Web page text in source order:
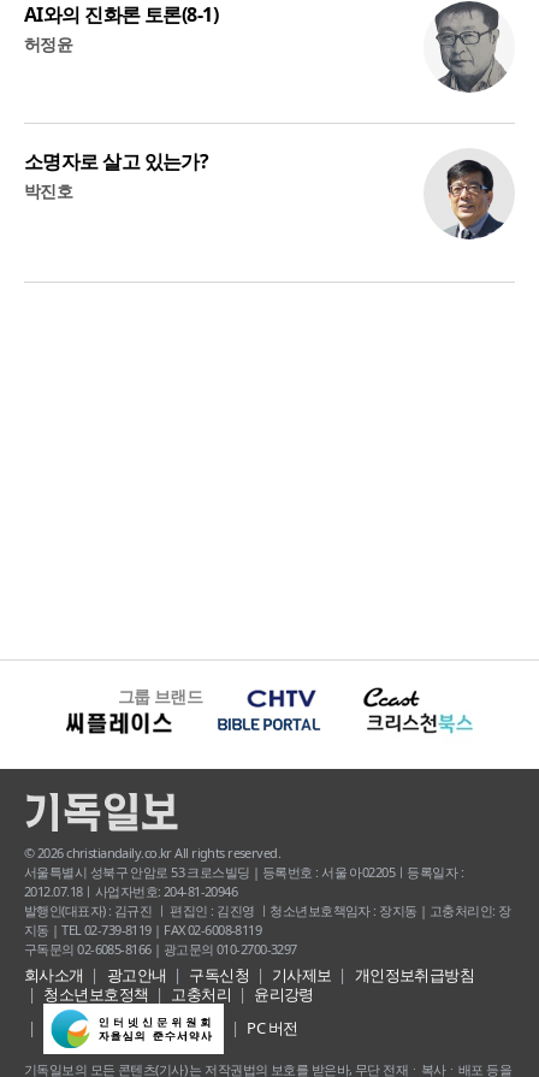
AI와의 진화론 토론(8-1)
허정윤
소명자로 살고 있는가?
박진호
그룹 브랜드
© 2026 christiandaily.co.kr All rights reserved.
서울특별시 성북구 안암로 53 크로스빌딩 | 등록번호 : 서울 아02205ㅣ등록일자 :
2012.07.18ㅣ사업자번호: 204-81-20946
발행인(대표자) : 김규진 ㅣ 편집인 : 김진영 ㅣ청소년보호책임자 : 장지동 | 고충처리인: 장
지동 | TEL 02-739-8119 | FAX 02-6008-8119
구독문의 02-6085-8166 | 광고문의 010-2700-3297
회사소개 광고안내 구독신청 기사제보
개인정보취급방침
청소년보호정책
고충처리
윤리강령
PC 버전
기독일보의 모든 콘텐츠(기사) 는 저작권법의 보호를 받은바, 무단 전재ㆍ복사ㆍ배포 등을